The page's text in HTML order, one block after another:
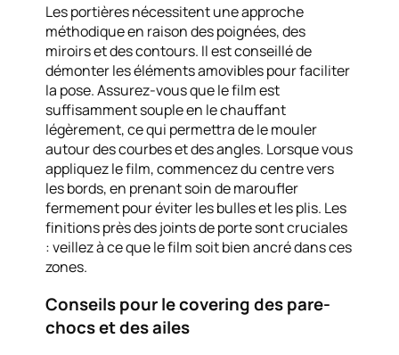
Les portières nécessitent une approche
méthodique en raison des poignées, des
miroirs et des contours. Il est conseillé de
démonter les éléments amovibles pour faciliter
la pose. Assurez-vous que le film est
suffisamment souple en le chauffant
légèrement, ce qui permettra de le mouler
autour des courbes et des angles. Lorsque vous
appliquez le film, commencez du centre vers
les bords, en prenant soin de maroufler
fermement pour éviter les bulles et les plis. Les
finitions près des joints de porte sont cruciales
: veillez à ce que le film soit bien ancré dans ces
zones.
Conseils pour le covering des pare-
chocs et des ailes